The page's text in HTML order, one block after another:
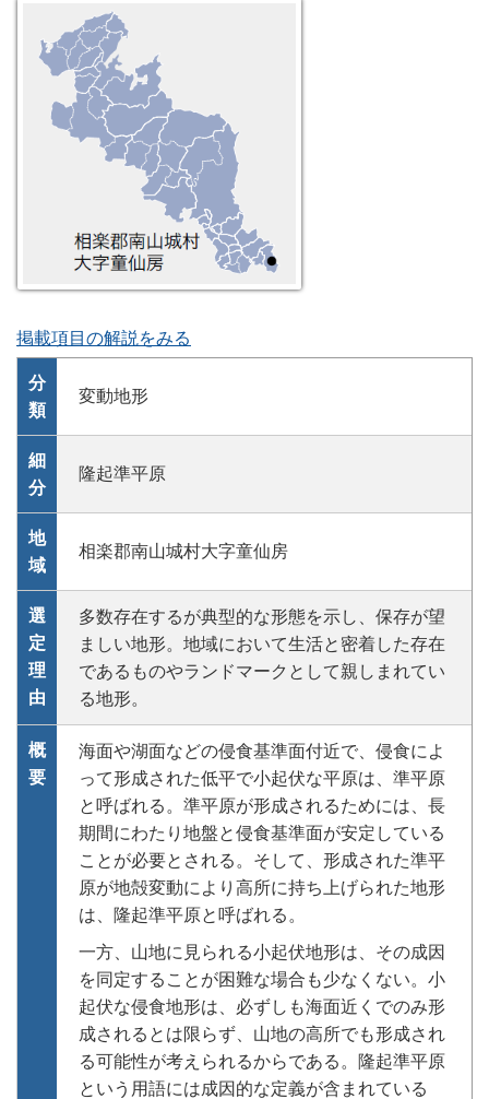
掲載項目の解説をみる
分
類
変動地形
細
分
隆起準平原
地
域
相楽郡南山城村大字童仙房
選
定
理
由
多数存在するが典型的な形態を示し、保存が望
ましい地形。地域において生活と密着した存在
であるものやランドマークとして親しまれてい
る地形。
概
要
海面や湖面などの侵食基準面付近で、侵食によ
って形成された低平で小起伏な平原は、準平原
と呼ばれる。準平原が形成されるためには、長
期間にわたり地盤と侵食基準面が安定している
ことが必要とされる。そして、形成された準平
原が地殻変動により高所に持ち上げられた地形
は、隆起準平原と呼ばれる。
一方、山地に見られる小起伏地形は、その成因
を同定することが困難な場合も少なくない。小
起伏な侵食地形は、必ずしも海面近くでのみ形
成されるとは限らず、山地の高所でも形成され
る可能性が考えられるからである。隆起準平原
という用語には成因的な定義が含まれている